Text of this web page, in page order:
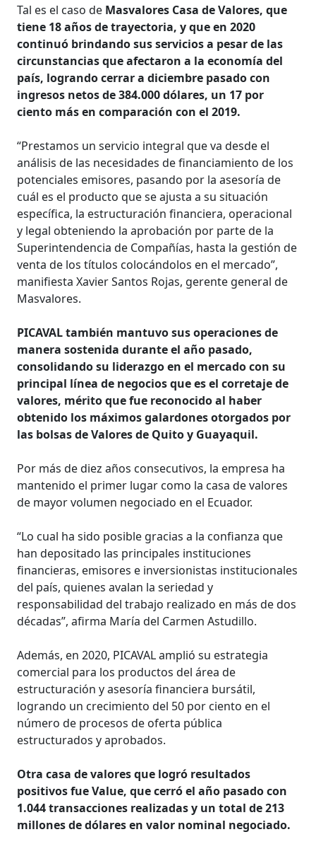
Tal es el caso de Masvalores Casa de Valores, que
tiene 18 años de trayectoria, y que en 2020
continuó brindando sus servicios a pesar de las
circunstancias que afectaron a la economía del
país, logrando cerrar a diciembre pasado con
ingresos netos de 384.000 dólares, un 17 por
ciento más en comparación con el 2019.
“Prestamos un servicio integral que va desde el
análisis de las necesidades de financiamiento de los
potenciales emisores, pasando por la asesoría de
cuál es el producto que se ajusta a su situación
específica, la estructuración financiera, operacional
y legal obteniendo la aprobación por parte de la
Superintendencia de Compañías, hasta la gestión de
venta de los títulos colocándolos en el mercado”,
manifiesta Xavier Santos Rojas, gerente general de
Masvalores.
PICAVAL también mantuvo sus operaciones de
manera sostenida durante el año pasado,
consolidando su liderazgo en el mercado con su
principal línea de negocios que es el corretaje de
valores, mérito que fue reconocido al haber
obtenido los máximos galardones otorgados por
las bolsas de Valores de Quito y Guayaquil.
Por más de diez años consecutivos, la empresa ha
mantenido el primer lugar como la casa de valores
de mayor volumen negociado en el Ecuador.
“Lo cual ha sido posible gracias a la confianza que
han depositado las principales instituciones
financieras, emisores e inversionistas institucionales
del país, quienes avalan la seriedad y
responsabilidad del trabajo realizado en más de dos
décadas”, afirma María del Carmen Astudillo.
Además, en 2020, PICAVAL amplió su estrategia
comercial para los productos del área de
estructuración y asesoría financiera bursátil,
logrando un crecimiento del 50 por ciento en el
número de procesos de oferta pública
estructurados y aprobados.
Otra casa de valores que logró resultados
positivos fue Value, que cerró el año pasado con
1.044 transacciones realizadas y un total de 213
millones de dólares en valor nominal negociado.